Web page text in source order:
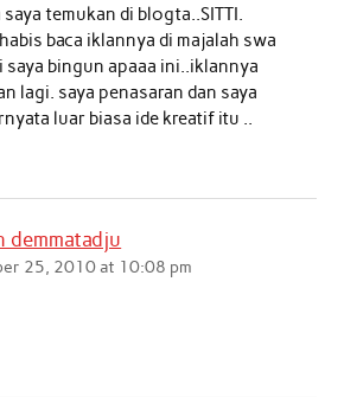
temukan di blogta..SITTI.
baca iklannya di majalah swa
bingun apaaa ini..iklannya
lagi. saya penasaran dan saya
luar biasa ide kreatif itu ..
demmatadju
25, 2010 at 10:08 pm